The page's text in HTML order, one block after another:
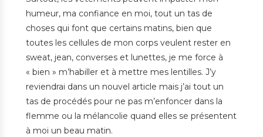
humeur, ma confiance en moi, tout un tas de
choses qui font que certains matins, bien que
toutes les cellules de mon corps veulent rester en
sweat, jean, converses et lunettes, je me force à
« bien » m’habiller et à mettre mes lentilles. J’y
reviendrai dans un nouvel article mais j’ai tout un
tas de procédés pour ne pas m’enfoncer dans la
flemme ou la mélancolie quand elles se présentent
à moi un beau matin.